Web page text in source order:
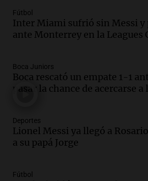
Audio.Borges, abogada
"Tres hombres se lo
Episodios
Audio.Voluntarios
metros del río Suquía y
Episodios
Audio.La historia de la
Una mañana para todos
Fútbol
Inter Miami sufrió sin Messi y
ante Monterrey en la Leagues
Boca Juniors
Boca rescató un empate 1-1
pasar la chance de acercarse a
Deportes
Lionel Messi ya llegó a
a su papá Jorge
Fútbol